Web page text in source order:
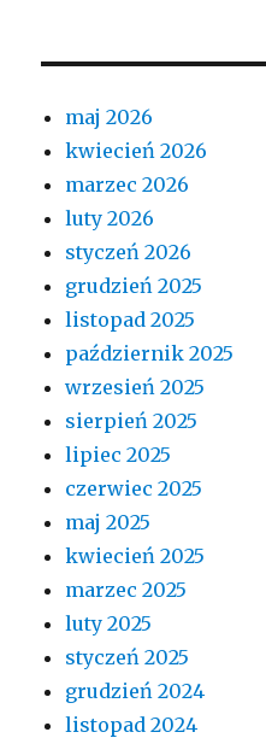
maj 2026
kwiecień 2026
marzec 2026
luty 2026
styczeń 2026
grudzień 2025
listopad 2025
październik 2025
wrzesień 2025
sierpień 2025
lipiec 2025
czerwiec 2025
maj 2025
kwiecień 2025
marzec 2025
luty 2025
styczeń 2025
grudzień 2024
listopad 2024